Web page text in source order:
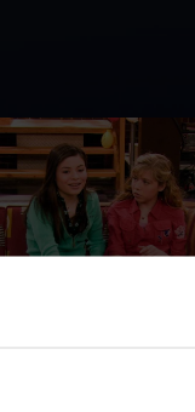
Sam konkurrerer
og Spencer om